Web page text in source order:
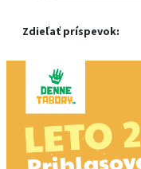
Zdieľať príspevok: